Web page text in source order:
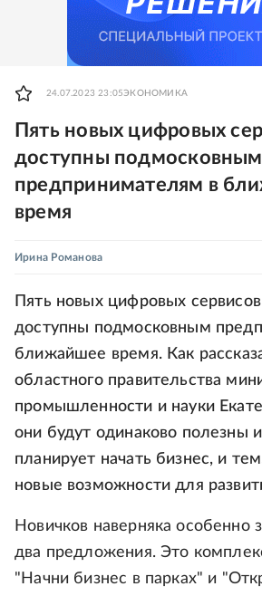
24.07.2023 23:05ЭКОНОМИКА
Пять новых цифровых
доступны подмосковным
предпринимателям в
время
Ирина Романова
Пять новых цифровых сервисов
доступны подмосковным
ближайшее время. Как
областного правительства
промышленности и науки
они будут одинаково полезны
планирует начать бизнес, и
новые возможности для
Новичков наверняка особенно
два предложения. Это
"Начни бизнес в парках" и